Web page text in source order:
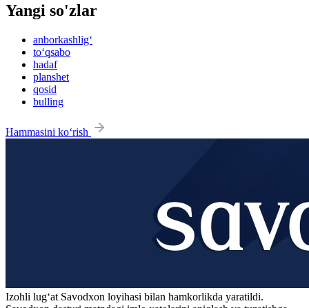
Yangi so'zlar
anborkashlig‘
to‘qsabo
hadaf
planshet
qosid
bulling
Hammasini ko‘rish
Izohli lugʻat Savodxon loyihasi bilan hamkorlikda yaratildi.